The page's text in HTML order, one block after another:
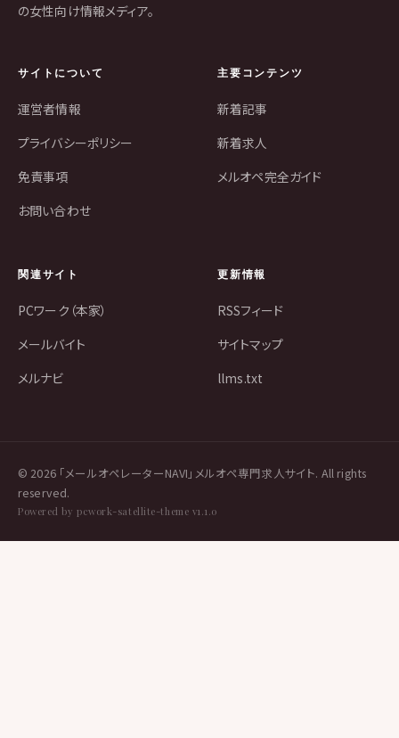
の女性向け情報メディア。
サイトについて
運営者情報
プライバシーポリシー
免責事項
お問い合わせ
主要コンテンツ
新着記事
新着求人
メルオペ完全ガイド
関連サイト
PCワーク（本家）
メールバイト
メルナビ
更新情報
RSSフィード
サイトマップ
llms.txt
© 2026 「メールオペレーターNAVI」メルオペ専門求人サイト. All rights
reserved.
Powered by pcwork-satellite-theme v1.1.0